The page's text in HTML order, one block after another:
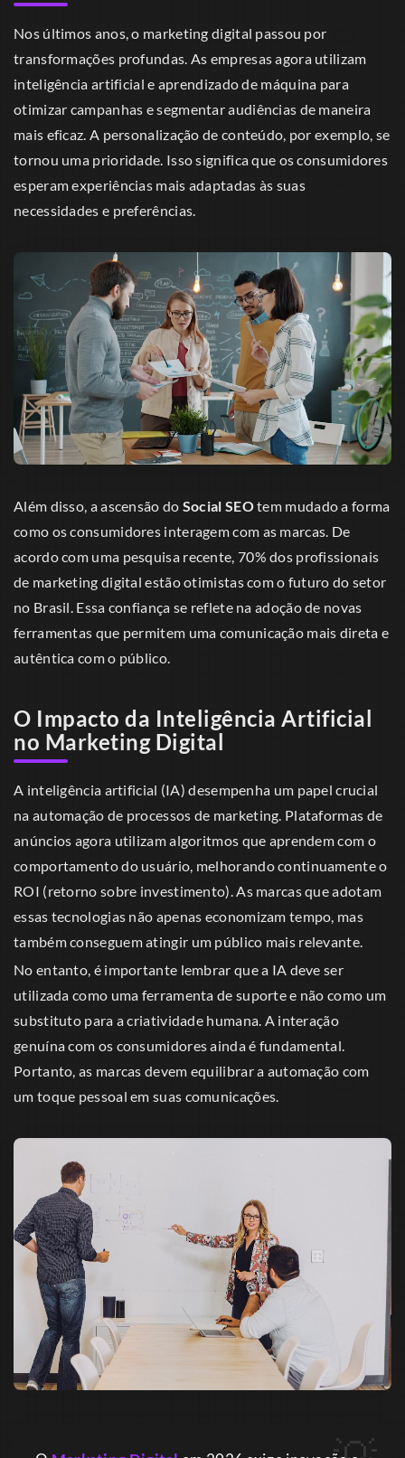
Nos últimos anos, o marketing digital passou por
transformações profundas. As empresas agora utilizam
inteligência artificial e aprendizado de máquina para
otimizar campanhas e segmentar audiências de maneira
mais eficaz. A personalização de conteúdo, por exemplo, se
tornou uma prioridade. Isso significa que os consumidores
esperam experiências mais adaptadas às suas
necessidades e preferências.
Além disso, a ascensão do Social SEOtem mudado a forma
como os consumidores interagem com as marcas. De
acordo com uma pesquisa recente, 70% dos profissionais
de marketing digital estão otimistas com o futuro do setor
no Brasil. Essa confiança se reflete na adoção de novas
ferramentas que permitem uma comunicação mais direta e
autêntica com o público.
O Impacto da Inteligência Artificial
no Marketing Digital
A inteligência artificial (IA) desempenha um papel crucial
na automação de processos de marketing. Plataformas de
anúncios agora utilizam algoritmos que aprendem com o
comportamento do usuário, melhorando continuamente o
ROI (retorno sobre investimento). As marcas que adotam
essas tecnologias não apenas economizam tempo, mas
também conseguem atingir um público mais relevante.
No entanto, é importante lembrar que a IA deve ser
utilizada como uma ferramenta de suporte e não como um
substituto para a criatividade humana. A interação
genuína com os consumidores ainda é fundamental.
Portanto, as marcas devem equilibrar a automação com
um toque pessoal em suas comunicações.